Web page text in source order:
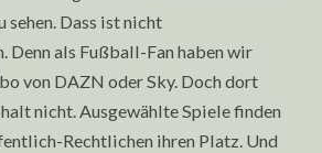
sehen. Dass ist nicht
Denn als Fußball-Fan haben wir
von DAZN oder Sky. Doch dort
halt nicht. Ausgewählte Spiele finden
Rechtlichen ihren Platz. Und